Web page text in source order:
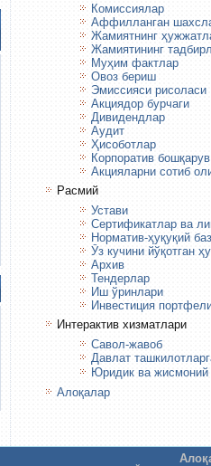
Комиссиялар
Аффилланган
Жамиятнинг
Жамиятининг
Муҳим фактлар
Овоз бериш
Эмиссияси рисоласи
Акциядор бурчаги
Дивидендлар
Аудит
Ҳисоботлар
Корпоратив бошқарув
Акцияларни сотиб
Расмий
Устави
Сертификатлар ва
Норматив-ҳуқуқий
Ўз кучини йўқотган
Архив
Тендерлар
Иш ўринлари
Инвестиция
Интерактив хизматлари
Савол-жавоб
Давлат
Юридик ва
Алоқалар